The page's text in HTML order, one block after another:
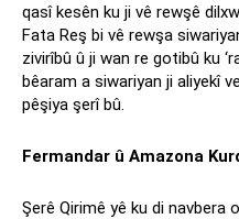
qasî kesên ku ji vê rewşê
Fata Reş bi vê rewşa
zivirîbû û ji wan re gotibû ku
bêaram a siwariyan ji aliyekî
pêşiya şerî bû.
Fermandar û Amazona
Şerê Qirimê yê ku di navbera